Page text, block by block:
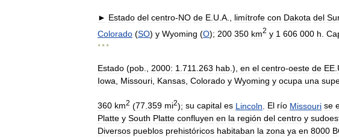
► Estado del centro-NO de E U A limítrofe con Dakota del
Colorado (SO) y Wyoming (O); 200 350 km2 y 1 606 000 h
* * *
Estado (pob 2000: 1 711 263 hab .), en el centro-oeste de EE
Iowa
Missouri Kansas Colorado y Wyoming y ocupa una
360 km2 (77 359 mi2); su capital es Lincoln El río Missouri se
Platte y South Platte confluyen en la región del centro y
Diversos pueblos prehistóricos habitaban la zona ya en 8000